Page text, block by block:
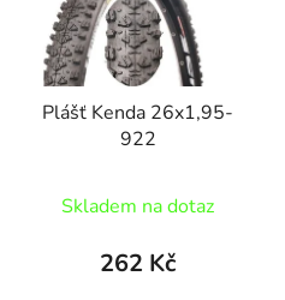
Plášť Kenda 26x1,95-
922
Skladem na dotaz
262 Kč